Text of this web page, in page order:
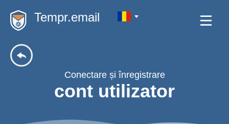
Tempr.email
Conectare și înregistrare
cont utilizator